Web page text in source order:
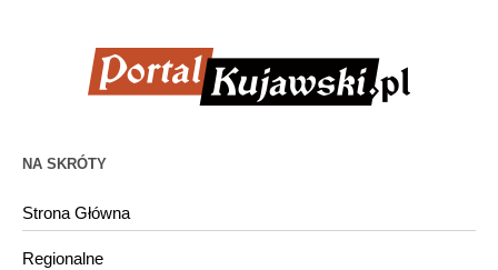
NA SKRÓTY
Strona Główna
Regionalne